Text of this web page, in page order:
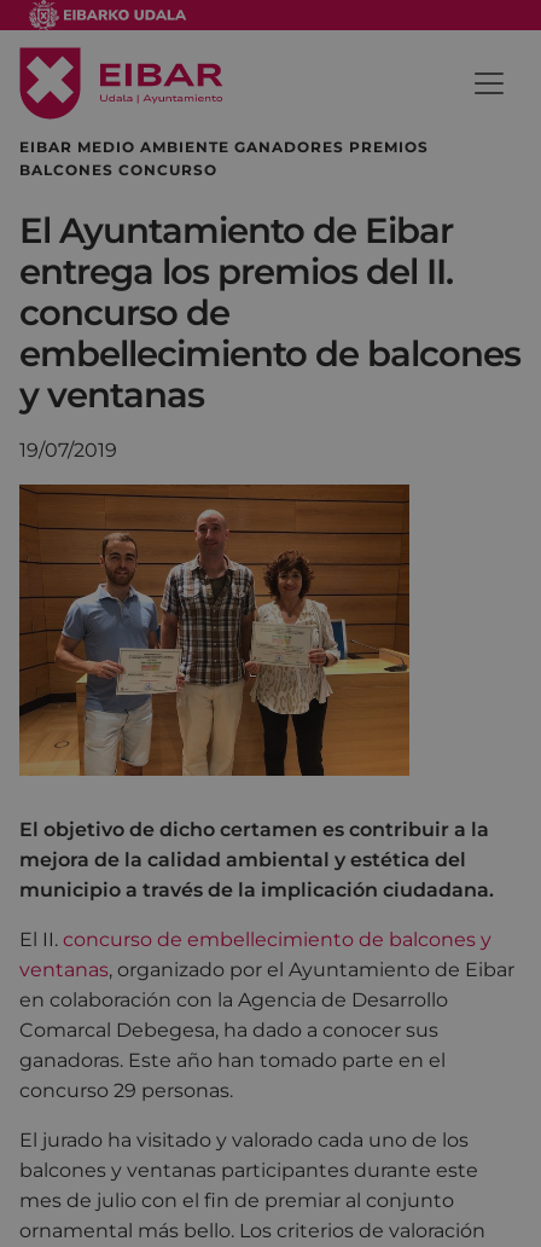
EIBAR MEDIO AMBIENTE GANADORES PREMIOS
BALCONES CONCURSO
El Ayuntamiento de Eibar
entrega los premios del II.
concurso de
embellecimiento de balcones
y ventanas
19/07/2019
El objetivo de dicho certamen es contribuir a la
mejora de la calidad ambiental y estética del
municipio a través de la implicación ciudadana.
El II. concurso de embellecimiento de balcones y
ventanas, organizado por el Ayuntamiento de Eibar
en colaboración con la Agencia de Desarrollo
Comarcal Debegesa, ha dado a conocer sus
ganadoras. Este año han tomado parte en el
concurso 29 personas.
El jurado ha visitado y valorado cada uno de los
balcones y ventanas participantes durante este
mes de julio con el fin de premiar al conjunto
ornamental más bello. Los criterios de valoración